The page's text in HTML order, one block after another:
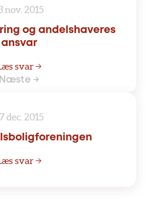
nov. 2015
og andelshaveres
ansvar
svar →
Næste →
dec. 2015
svar →